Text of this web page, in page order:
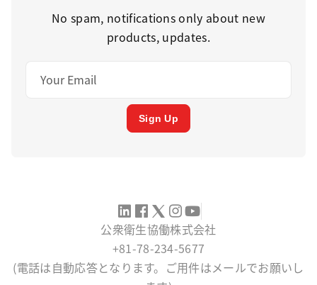
No spam, notifications only about new
products, updates.
Sign Up
公衆衛生協働株式会社
+81-78-234-5677
(電話は自動応答となります。ご用件はメールでお願いし